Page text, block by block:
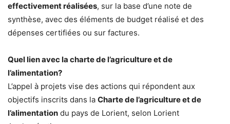
effectivement réalisées, sur la base d’une note de
synthèse, avec des éléments de budget réalisé et des
dépenses certifiées ou sur factures.
Quel lien avec la charte de l’agriculture et de
l’alimentation?
L’appel à projets vise des actions qui répondent aux
objectifs inscrits dans la Charte de l’agriculture et de
l’alimentation du pays de Lorient, selon Lorient